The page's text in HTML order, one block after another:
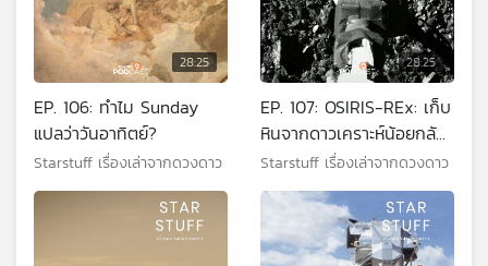
28:25
EP. 106: ทำไม Sunday
แปลว่าวันอาทิตย์?
Starstuff เรื่องเล่าจากดวงดาว
28:25
EP. 107: OSIRIS-REx: เก็บ
หินจากดาวเคราะห์น้อยกลับ
โลก
Starstuff เรื่องเล่าจากดวงดาว